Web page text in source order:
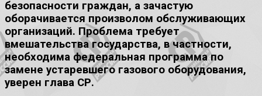
безопасности граждан, а зачастую
оборачивается произволом обслуживающих
организаций. Проблема требует
вмешательства государства, в частности,
необходима федеральная программа по
замене устаревшего газового оборудования,
уверен глава СР.